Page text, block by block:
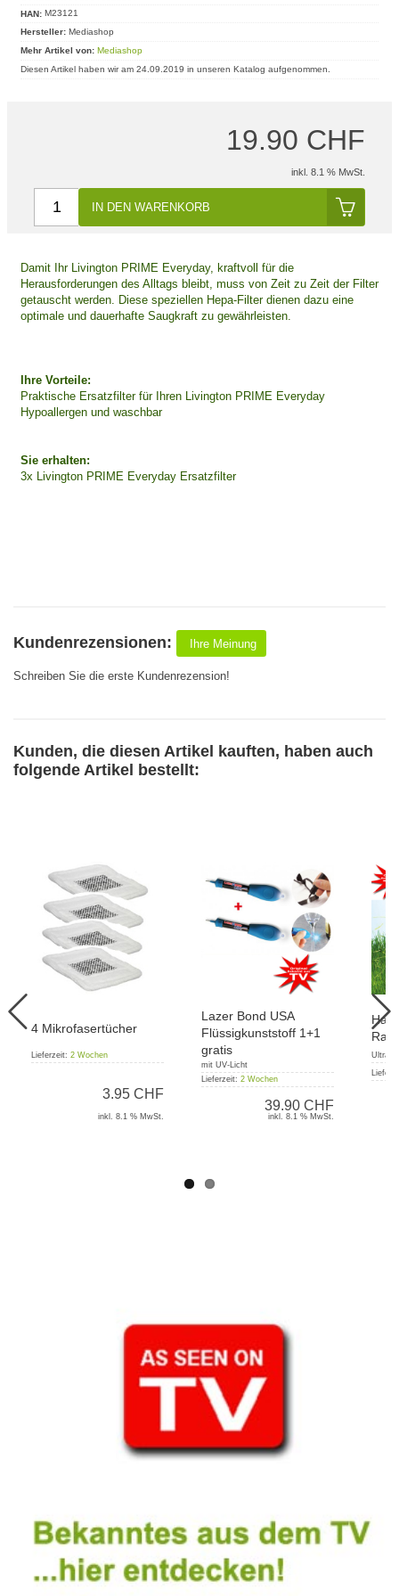
HAN: M23121
Hersteller: Mediashop
Mehr Artikel von: Mediashop
Diesen Artikel haben wir am 24.09.2019 in unseren Katalog aufgenommen.
19.90 CHF
inkl. 8.1 % MwSt.
IN DEN WARENKORB
Damit Ihr Livington PRIME Everyday, kraftvoll für die
Herausforderungen des Alltags bleibt, muss von Zeit zu Zeit der Filter
getauscht werden. Diese speziellen Hepa-Filter dienen dazu eine
optimale und dauerhafte Saugkraft zu gewährleisten.
Ihre Vorteile:
Praktische Ersatzfilter für Ihren Livington PRIME Everyday
Hypoallergen und waschbar
Sie erhalten:
3x Livington PRIME Everyday Ersatzfilter
Kundenrezensionen: Ihre Meinung
Schreiben Sie die erste Kundenrezension!
Kunden, die diesen Artikel kauften, haben auch
folgende Artikel bestellt:
4 Mikrofasertücher
Lieferzeit: 2 Wochen
3.95 CHF
inkl. 8.1 % MwSt.
Lazer Bond USA
Flüssigkunststoff 1+1
gratis
mit UV-Licht
Lieferzeit: 2 Wochen
39.90 CHF
inkl. 8.1 % MwSt.